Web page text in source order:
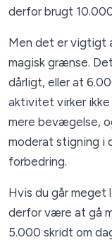
derfor brugt
Men det er vigtigt
magisk grænse.
dårligt, eller at
aktivitet virker
mere bevægelse,
moderat stigning i
forbedring.
Hvis du går meget
derfor være at gå
5.000 skridt om